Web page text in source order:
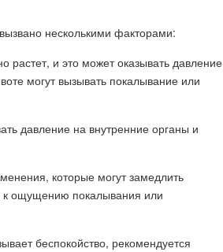
несколькими факторами:
растет, и это может оказывать давление
могут вызывать покалывание или
давление на внутренние органы и
которые могут замедлить
к ощущению покалывания или
беспокойство, рекомендуется